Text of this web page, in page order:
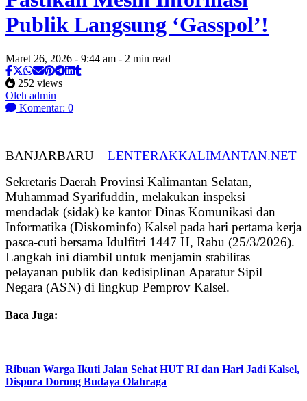
Publik Langsung ‘Gasspol’!
Maret 26, 2026 - 9:44 am - 2 min read
252 views
Oleh admin
Komentar: 0
BANJARBARU – LENTERAKKALIMANTAN.NET
Sekretaris Daerah Provinsi Kalimantan Selatan,
Muhammad Syarifuddin, melakukan inspeksi
mendadak (sidak) ke kantor Dinas Komunikasi dan
Informatika (Diskominfo) Kalsel pada hari pertama kerja
pasca-cuti bersama Idulfitri 1447 H, Rabu (25/3/2026).
Langkah ini diambil untuk menjamin stabilitas
pelayanan publik dan kedisiplinan Aparatur Sipil
Negara (ASN) di lingkup Pemprov Kalsel.
Baca Juga:
Ribuan Warga Ikuti Jalan Sehat HUT RI dan Hari Jadi Kalsel,
Dispora Dorong Budaya Olahraga